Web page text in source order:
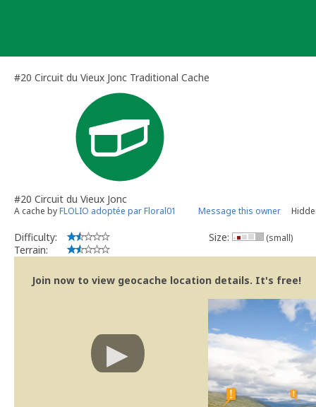
#20 Circuit du Vieux Jonc Traditional Cache
#20 Circuit du Vieux Jonc
A cache byFLOLIO adoptée par Floral01 Message this owner
Difficulty:
Terrain:
Size: (small)
Join now to view geocache location details. It's free!